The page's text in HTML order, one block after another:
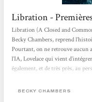
Libration -
Libration (A Closed and
Becky Chambers, reprend
Pourtant, on ne retrouve aucun
l’IA, Lovelace qui vient
également, et de très près, au
quittent le vaisseau et vont vivre...
BECKY CHAMBERS